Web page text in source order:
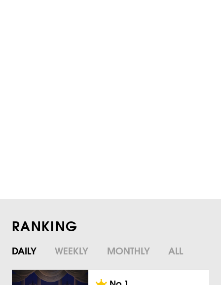
RANKING
DAILY WEEKLY MONTHLY ALL